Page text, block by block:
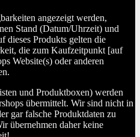
angezeigt werden,
Stand (Datum/Uhrzeit) und
dieses Produkts gelten die
die zum Kaufzeitpunkt [auf
Website(s) oder anderen
und Produktboxen) werden
übermittelt. Wir sind nicht in
gar falsche Produktdaten zu
übernehmen daher keine